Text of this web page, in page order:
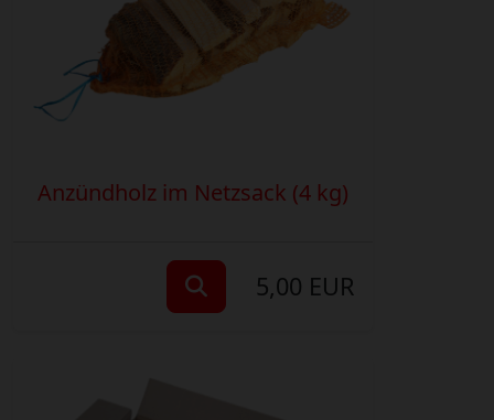
Anzündholz im Netzsack (4 kg)
5,00 EUR